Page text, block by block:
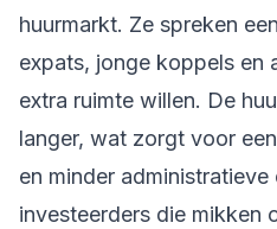
huurmarkt. Ze spreken
expats, jonge koppels en
extra ruimte willen. De
langer, wat zorgt voor
en minder
investeerders die mikken